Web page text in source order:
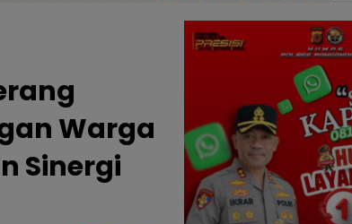
Warga
Sinergi